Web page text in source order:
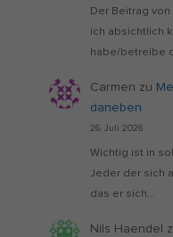
Der Beitrag
ich absichtlich
habe/betreibe
Carmen zu
daneben
26. Juli 2026
Wichtig ist in
Jeder der sich
das er sich…
Nils Haendel